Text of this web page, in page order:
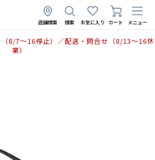
店舗検索 検索 お気に入り カート メニュー
8/7〜16停止）／配送・問合せ（8/13〜16休
業）